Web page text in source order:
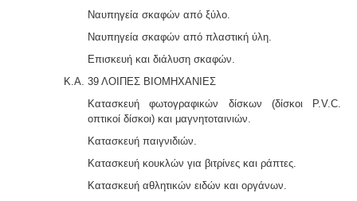
Ναυπηγεία σκαφών από ξύλο.
Ναυπηγεία σκαφών από πλαστική ύλη.
Επισκευή και διάλυση σκαφών.
Κ.Α. 39 ΛΟΙΠΕΣ ΒΙΟΜΗΧΑΝΙΕΣ
Κατασκευή φωτογραφικών δίσκων (δίσκοι P.V.C.
οπτικοί δίσκοι) και μαγνητοταινιών.
Κατασκευή παιγνιδιών.
Κατασκευή κουκλών για βιτρίνες και ράπτες.
Κατασκευή αθλητικών ειδών και οργάνων.